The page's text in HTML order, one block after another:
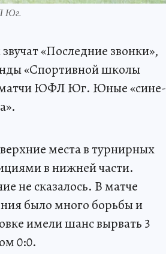
Юг.
«Последние звонки»,
«Спортивной школы
матчи ЮФЛ Юг. Юные «сине-
места в турнирных
в нижней части.
не сказалось. В матче
было много борьбы и
имели шанс вырвать 3
0:0.